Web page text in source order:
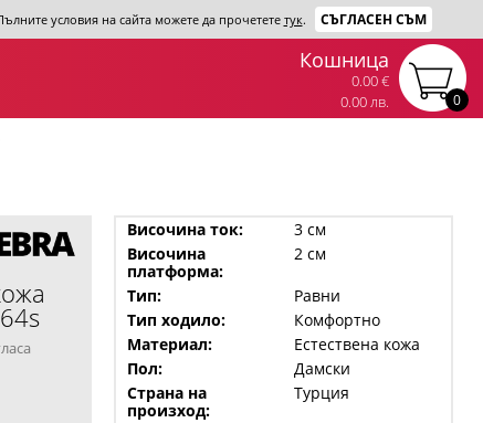
условия на сайта можете да прочетете тук. СЪГЛАСЕН СЪМ
0
Кошница
0.00 €
0.00 лв.
Височина ток:
3 см
Височина
платформа:
2 см
Тип:
Равни
Тип ходило:
Комфортно
Материал:
Естествена кожа
Пол:
Дамски
Страна на
произход:
Турция